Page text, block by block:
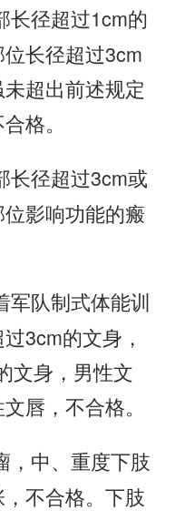
长径超过1cm的
长径超过3cm
超出前述规定
格。
长径超过3cm或
影响功能的瘢
军队制式体能训
3cm的文身，
文身，男性文
唇，不合格。
，中、重度下肢
不合格。下肢